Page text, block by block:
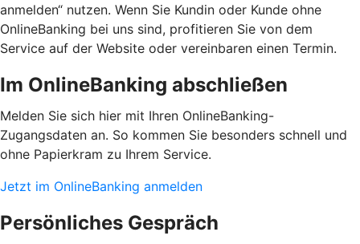
anmelden“ nutzen. Wenn Sie Kundin oder Kunde ohne
OnlineBanking bei uns sind, profitieren Sie von dem
Service auf der Website oder vereinbaren einen Termin.
Im OnlineBanking abschließen
Melden Sie sich hier mit Ihren OnlineBanking-
Zugangsdaten an. So kommen Sie besonders schnell und
ohne Papierkram zu Ihrem Service.
Jetzt im OnlineBanking anmelden
Persönliches Gespräch